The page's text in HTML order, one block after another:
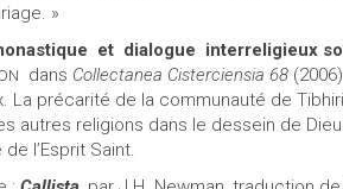
»
et dialogue interreligieux
dans Collectanea Cisterciensia 68
précarité de la communauté de
autres religions dans le dessein de
l’Esprit Saint.